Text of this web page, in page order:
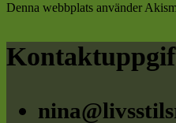
Denna webbplats använder
Footer